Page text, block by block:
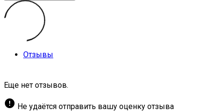
Отзывы
Еще нет отзывов.
error Не удаётся отправить вашу оценку отзыва